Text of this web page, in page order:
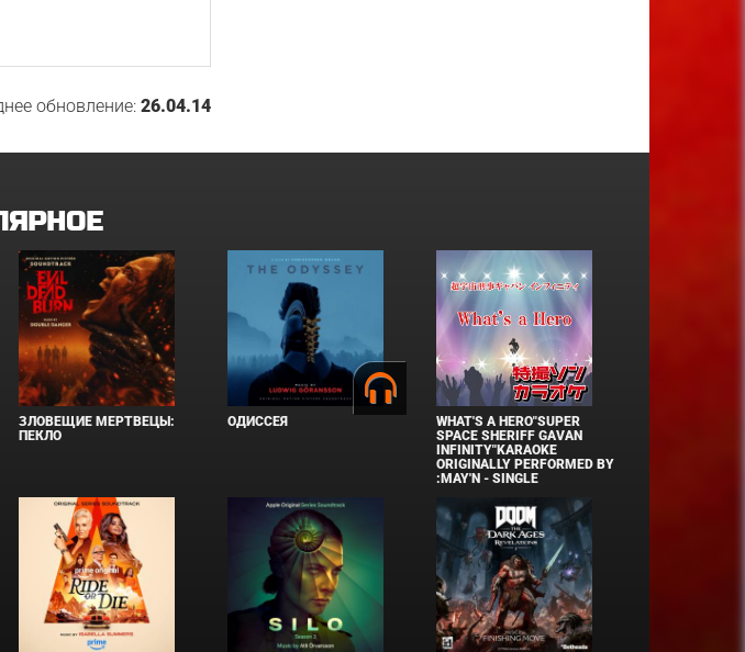
обновление: 26.04.14
ЗЛОВЕЩИЕ МЕРТВЕЦЫ:
ПЕКЛО
ОДИССЕЯ
WHAT'S A HERO"SUPER
SPACE SHERIFF GAVAN
INFINITY"KARAOKE
ORIGINALLY PERFORMED BY
:MAY'N - SINGLE